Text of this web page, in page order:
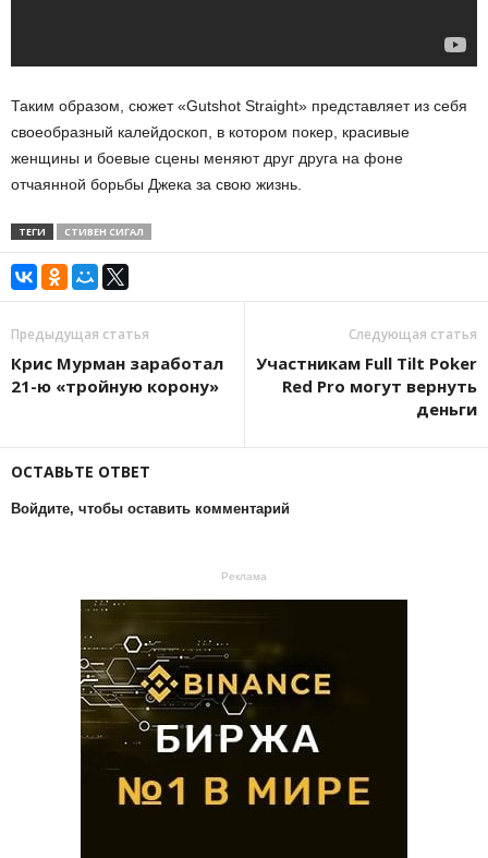
Таким образом, сюжет «Gutshot Straight» представляет из себя
своеобразный калейдоскоп, в котором покер, красивые
женщины и боевые сцены меняют друг друга на фоне
отчаянной борьбы Джека за свою жизнь.
ТЕГИ СТИВЕН СИГАЛ
Предыдущая статья
Крис Мурман заработал
21-ю «тройную корону»
Следующая статья
Участникам Full Tilt Poker
Red Pro могут вернуть
деньги
ОСТАВЬТЕ ОТВЕТ
Войдите, чтобы оставить комментарий
Реклама